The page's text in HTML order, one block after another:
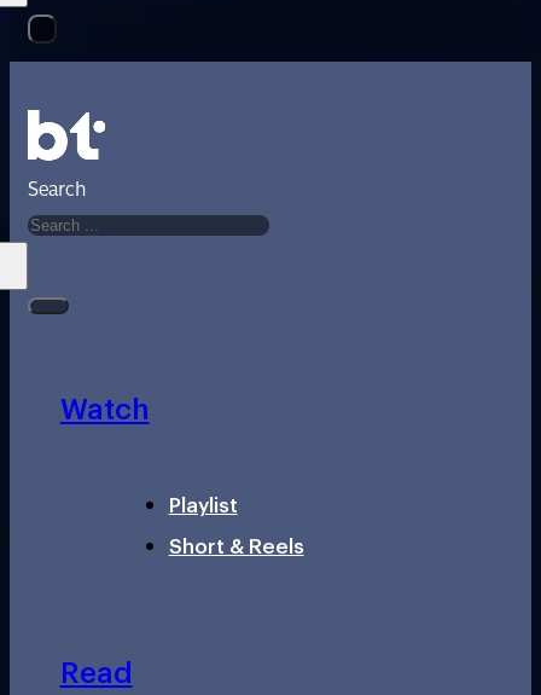
Search
Watch
Playlist
Short & Reels
Read